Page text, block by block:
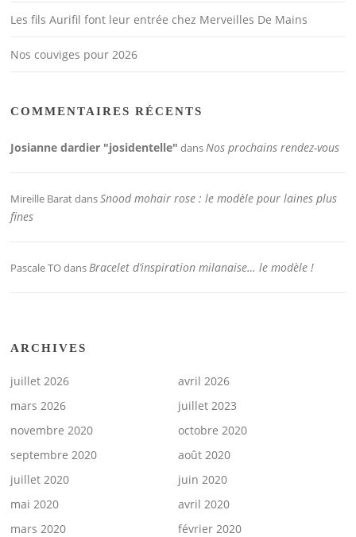
Les fils Aurifil font leur entrée chez Merveilles De Mains
Nos couviges pour 2026
COMMENTAIRES RÉCENTS
Josianne dardier "josidentelle" dans Nos prochains rendez-vous
Mireille BaratdansSnood mohair rose : le modèle pour laines plus
fines
Pascale TOdans Bracelet d’inspiration milanaise… le modèle !
ARCHIVES
juillet 2026
avril 2026
mars 2026
juillet 2023
novembre 2020
octobre 2020
septembre 2020
août 2020
juillet 2020
juin 2020
mai 2020
avril 2020
mars 2020
février 2020